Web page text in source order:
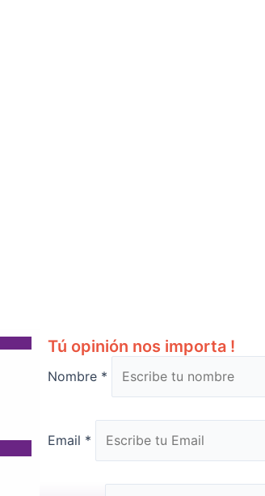
Tú opinión nos importa !
Nombre *
Email *